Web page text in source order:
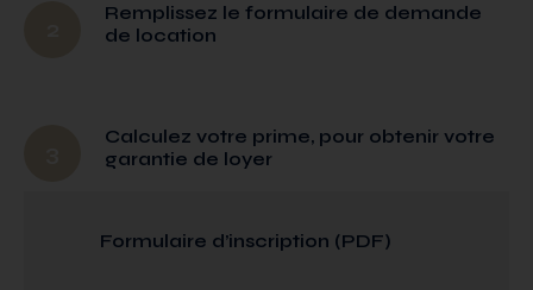
Remplissez le formulaire de demande
de location
Calculez votre prime, pour obtenir votre
garantie de loyer
Formulaire d’inscription (PDF)